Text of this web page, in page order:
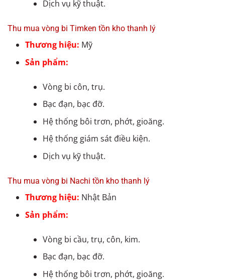
Dịch vụ kỹ thuật.
Thu mua vòng bi Timken tồn kho thanh lý
Thương hiệu: Mỹ
Sản phẩm:
Vòng bi côn, trụ.
Bạc đạn, bạc đỡ.
Hệ thống bôi trơn, phớt, gioăng.
Hệ thống giám sát điều kiện.
Dịch vụ kỹ thuật.
Thu mua vòng bi Nachi tồn kho thanh lý
Thương hiệu: Nhật Bản
Sản phẩm:
Vòng bi cầu, trụ, côn, kim.
Bạc đạn, bạc đỡ.
Hệ thống bôi trơn, phớt, gioăng.